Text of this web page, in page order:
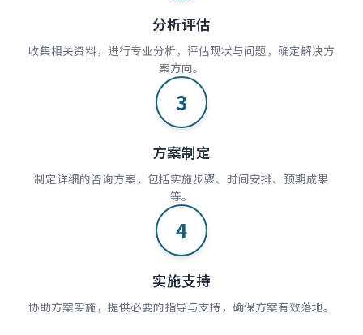
分析评估
收集相关资料，进行专业分析，评估现状与问题，确定解决方
案方向。
3
方案制定
制定详细的咨询方案，包括实施步骤、时间安排、预期成果
等。
4
实施支持
协助方案实施，提供必要的指导与支持，确保方案有效落地。